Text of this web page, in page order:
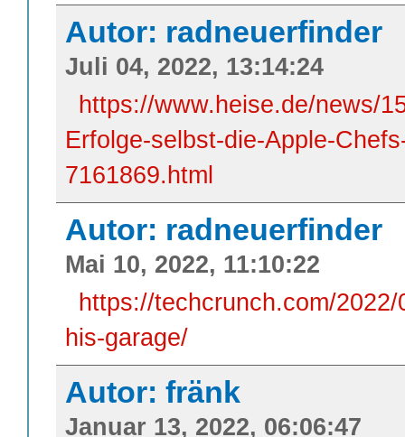
Autor: radneuerfinder
Juli 04, 2022, 13:14:24
https://www.heise.de/news/
Erfolge-selbst-die-Apple-
7161869.html
Autor: radneuerfinder
Mai 10, 2022, 11:10:22
https://techcrunch.com/
his-garage/
Autor: fränk
Januar 13, 2022, 06:06:47